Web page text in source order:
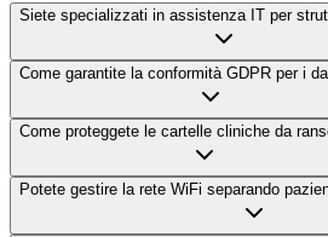
Siete specializzati in assistenza IT per
Come garantite la conformità GDPR per i
Come proteggete le cartelle cliniche da
Potete gestire la rete WiFi separando